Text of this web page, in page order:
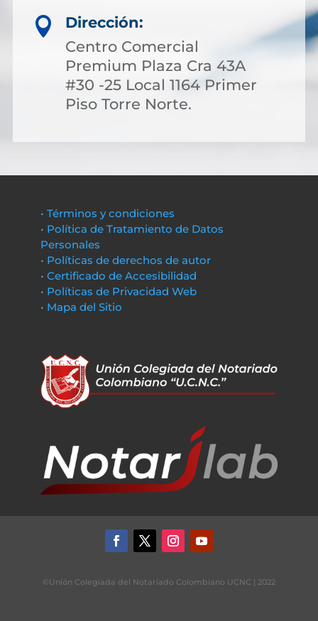

Dirección:
Centro Comercial
Premium Plaza Cra 43A
#30 -25 Local 1164 Primer
Piso Torre Norte.
• Términos y condiciones
• Política de Tratamiento de Datos
Personales
• Políticas de derechos de autor
• Certificado de Accesibilidad
• Políticas de Privacidad Web
• Mapa del Sitio
©Unión Colegiada del Notariado Colombiano UCNC | 2022